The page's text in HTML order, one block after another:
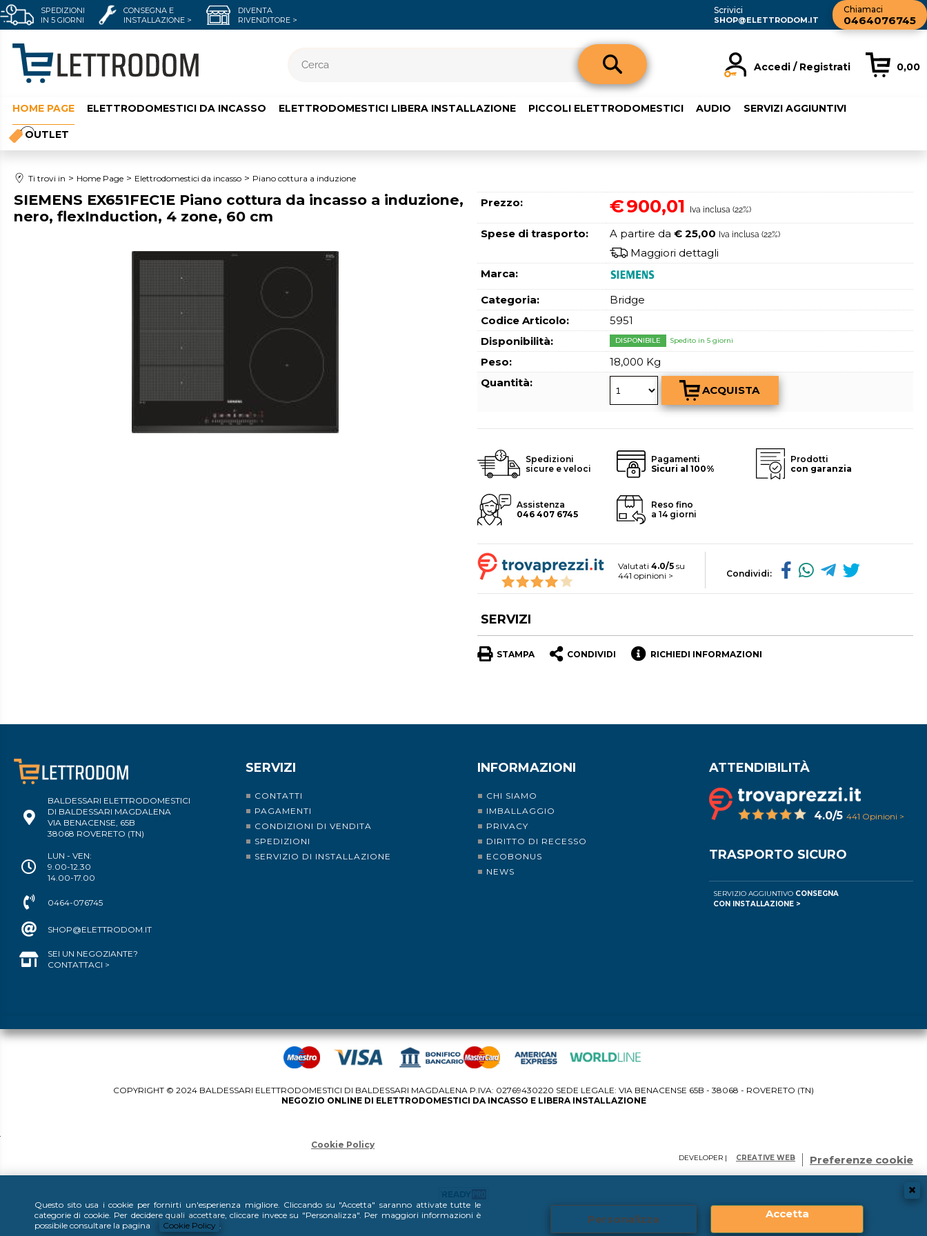
Questo sito usa i cookie per fornirti un'esperienza migliore. Cliccando su "Accetta" saranno attivate tutte le
categorie di cookie. Per decidere quali accettare, cliccare invece su "Personalizza". Per maggiori informazioni è
possibile consultare la pagina
Cookie Policy . Personalizza Accetta
SPEDIZIONI
IN 5 GIORNI
CONSEGNA E
INSTALLAZIONE >
DIVENTA
RIVENDITORE >
Scrivici
SHOP@ELETTRODOM.IT
Chiamaci
0464076745
Accedi / Registrati
clicca sul pulsante "Accedi"
Password:
Hai perso la password?
"Registrati"
0,00
HOME PAGE ELETTRODOMESTICI DA INCASSO ELETTRODOMESTICI LIBERA INSTALLAZIONE PICCOLI ELETTRODOMESTICI AUDIO SERVIZI AGGIUNTIVI
OUTLET
Ti trovi in Home Page Elettrodomestici da incasso Piano cottura a induzione
SIEMENS EX651FEC1E Piano cottura da incasso a induzione,
nero, flexInduction, 4 zone, 60 cm
Prezzo: €900,01 Iva inclusa (22%)
Spese di trasporto: A partire da € 25,00 Iva inclusa (22%)
Maggiori dettagli
Marca:
Categoria:
Bridge
Codice Articolo:
5951
Disponibilità:
DISPONIBILE Spedito in 5 giorni
Peso:
18,000 Kg
Quantità:
Spedizioni
sicure e veloci
Pagamenti
Sicuri al 100%
Prodotti
con garanzia
Assistenza
046 407 6745
Reso fino
a 14 giorni
Valutati 4.0/5 su
441 opinioni >
Condividi:
SERVIZI
STAMPA CONDIVIDI RICHIEDI INFORMAZIONI
BALDESSARI ELETTRODOMESTICI
DI BALDESSARI MAGDALENA
VIA BENACENSE, 65B
38068 ROVERETO (TN)
LUN - VEN:
9.00-12.30
14.00-17.00
0464-076745
SHOP@ELETTRODOM.IT
SEI UN NEGOZIANTE?
CONTATTACI >
SERVIZI
CONTATTI
PAGAMENTI
CONDIZIONI DI VENDITA
SPEDIZIONI
SERVIZIO DI INSTALLAZIONE
INFORMAZIONI
CHI SIAMO
IMBALLAGGIO
PRIVACY
DIRITTO DI RECESSO
ECOBONUS
NEWS
ATTENDIBILITÀ
4.0/5 441 Opinioni >
TRASPORTO SICURO
SERVIZIO AGGIUNTIVO CONSEGNA
CON INSTALLAZIONE >
COPYRIGHT © 2024 BALDESSARI ELETTRODOMESTICI DI BALDESSARI MAGDALENA P.IVA: 02769430220 SEDE LEGALE: VIA BENACENSE 65B - 38068 - ROVERETO (TN)
NEGOZIO ONLINE DI ELETTRODOMESTICI DA INCASSO E LIBERA INSTALLAZIONE
Cookie Policy
DEVELOPER | CREATIVE WEB Preferenze cookie